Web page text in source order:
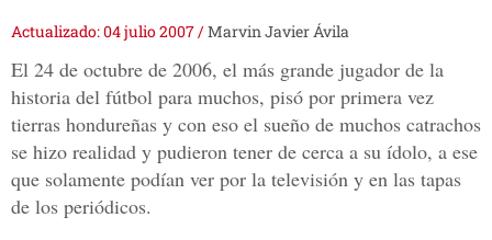
Actualizado: 04 julio 2007/Marvin Javier Ávila
El 24 de octubre de 2006, el más grande jugador de la
historia del fútbol para muchos, pisó por primera vez
tierras hondureñas y con eso el sueño de muchos catrachos
se hizo realidad y pudieron tener de cerca a su ídolo, a ese
que solamente podían ver por la televisión y en las tapas
de los periódicos.